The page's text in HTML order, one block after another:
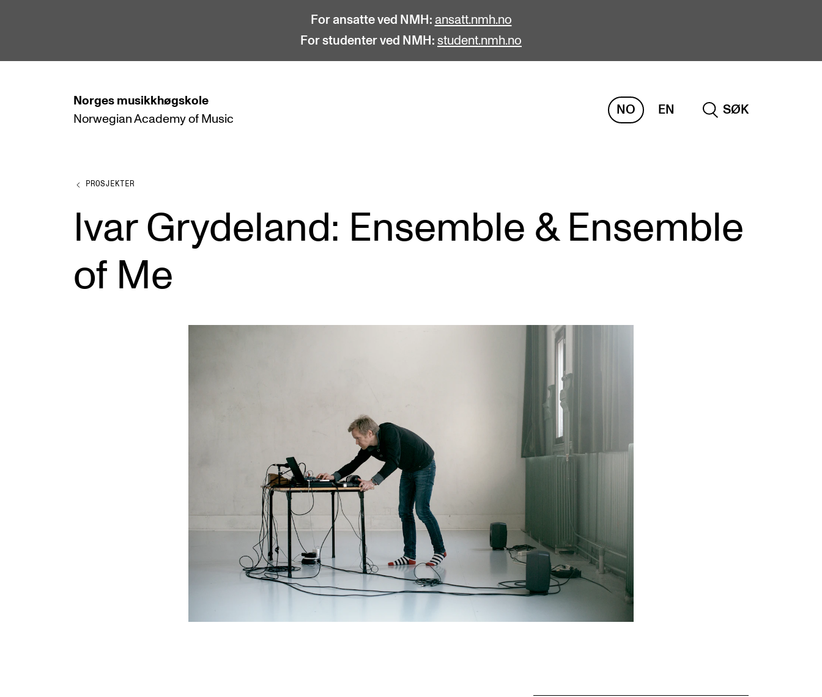
For ansatte ved NMH: ansatt.nmh.no
For studenter ved NMH: student.nmh.no
Norges musikkhøgskole
Norwegian Academy of Music
NO EN
SØK
STUDIER
Bachelor
Doktorgrad
Årsstudium og videreutdanning
Etterutdanning og kurs
Salane våre Prosjekter
Nyheter og historier
Ledige stillinger
Om Norges musikkhøgskole
Kontakt oss
Finn ansatte
PROSJEKTER
Ivar Grydeland: Ensemble & Ensemble
of Me